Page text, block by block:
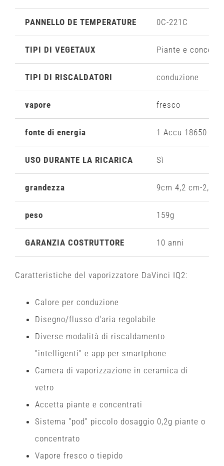
PANNELLO DE TEMPERATURE 0C-221C
TIPI DI VEGETAUX Piante e
TIPI DI RISCALDATORI conduzione
vapore fresco
fonte di energia 1 Accu 18650
USO DURANTE LA RICARICA Sì
grandezza 9cm 4,2 cm-2,4
peso 159g
GARANZIA COSTRUTTORE 10 anni
Caratteristiche del vaporizzatore DaVinci IQ2:
Calore per conduzione
Disegno/flusso d'aria regolabile
Diverse modalità di riscaldamento
"intelligenti" e app per smartphone
Camera di vaporizzazione in ceramica di
vetro
Accetta piante e concentrati
Sistema "pod" piccolo dosaggio 0,2g piante o
concentrato
Vapore fresco o tiepido